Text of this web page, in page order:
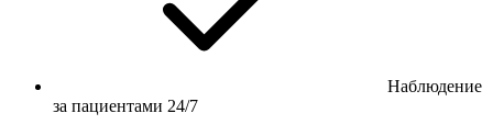
Наблюдение
за пациентами 24/7